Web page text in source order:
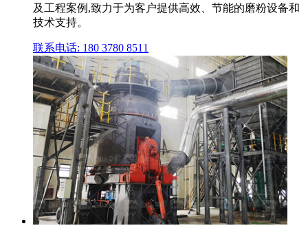
及工程案例,致力于为客户提供高效、节能的磨粉设备和
技术支持。
联系电话: 180 3780 8511